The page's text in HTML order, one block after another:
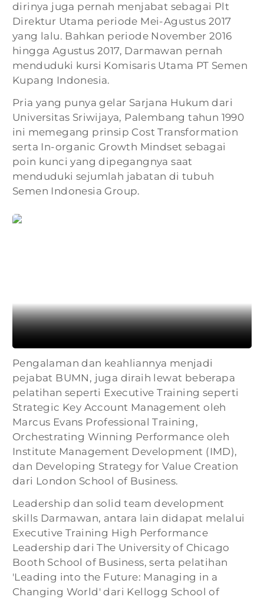
dirinya juga pernah menjabat sebagai Plt
Direktur Utama periode Mei-Agustus 2017
yang lalu. Bahkan periode November 2016
hingga Agustus 2017, Darmawan pernah
menduduki kursi Komisaris Utama PT Semen
Kupang Indonesia.
Pria yang punya gelar Sarjana Hukum dari
Universitas Sriwijaya, Palembang tahun 1990
ini memegang prinsip Cost Transformation
serta In-organic Growth Mindset sebagai
poin kunci yang dipegangnya saat
menduduki sejumlah jabatan di tubuh
Semen Indonesia Group.
Pengalaman dan keahliannya menjadi
pejabat BUMN, juga diraih lewat beberapa
pelatihan seperti Executive Training seperti
Strategic Key Account Management oleh
Marcus Evans Professional Training,
Orchestrating Winning Performance oleh
Institute Management Development (IMD),
dan Developing Strategy for Value Creation
dari London School of Business.
Leadership dan solid team development
skills Darmawan, antara lain didapat melalui
Executive Training High Performance
Leadership dari The University of Chicago
Booth School of Business, serta pelatihan
'Leading into the Future: Managing in a
Changing World' dari Kellogg School of